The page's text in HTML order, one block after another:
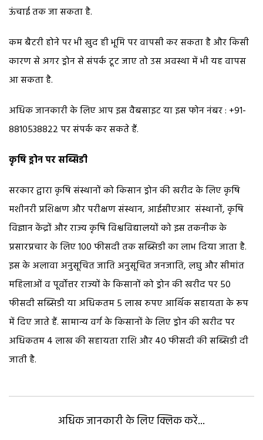
ऊंचाई तक जा सकता है.
कम बैटरी होने पर भी खुद ही भूमि पर वापसी कर सकता है और किसी
कारण से अगर ड्रोन से संपर्क टूट जाए तो उस अवस्था में भी यह वापस
आ सकता है.
अधिक जानकारी के लिए आप इस वैबसाइट या इस फोन नंबर : +91-
8810538822 पर संपर्क कर सकते हैं.
कृषि ड्रोन पर सब्सिडी
सरकार द्वारा कृषि संस्थानों को किसान ड्रोन की खरीद के लिए कृषि
मशीनरी प्रशिक्षण और परीक्षण संस्थान, आईसीएआर संस्थानों, कृषि
विज्ञान केंद्रों और राज्य कृषि विश्वविद्यालयों को इस तकनीक के
प्रसारप्रचार के लिए 100 फीसदी तक सब्सिडी का लाभ दिया जाता है.
इस के अलावा अनुसूचित जाति अनुसूचित जनजाति, लघु और सीमांत
महिलाओं व पूर्वोत्तर राज्यों के किसानों को ड्रोन की खरीद पर 50
फीसदी सब्सिडी या अधिकतम 5 लाख रुपए आर्थिक सहायता के रूप
में दिए जाते हैं. सामान्य वर्ग के किसानों के लिए ड्रोन की खरीद पर
अधिकतम 4 लाख की सहायता राशि और 40 फीसदी की सब्सिडी दी
जाती है.
अधिक जानकारी के लिए क्लिक करें...